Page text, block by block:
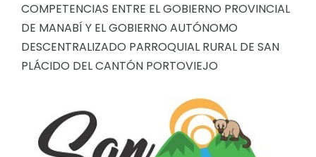
GESTIÓN ADMINISTRATIVA
Plan de desarrollo y Ordenamiento Territorial -
Plan Anual Contratación - PAC
Plan Operativo Anual - POA
Convenios Institucionales
PRESUPUESTO: EJECUCIÓN Y REPORTES
COMPETENCIAS ENTRE EL GOBIERNO PROVINCIAL
DE MANABÍ Y EL GOBIERNO AUTÓNOMO
DESCENTRALIZADO PARROQUIAL RURAL DE SAN
PLÁCIDO DEL CANTÓN PORTOVIEJO